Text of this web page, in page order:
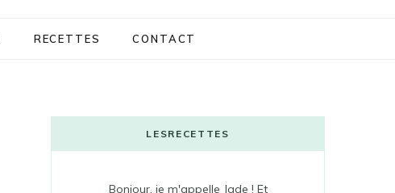
RECETTES CONTACT
LESRECETTES
Bonjour, je m'appelle Jade ! Et